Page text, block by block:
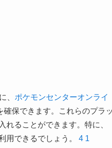
、 ポケモンセンターオンライ
保できます。これらのプラ
れることができます。特に、
用できるでしょう。 4 1